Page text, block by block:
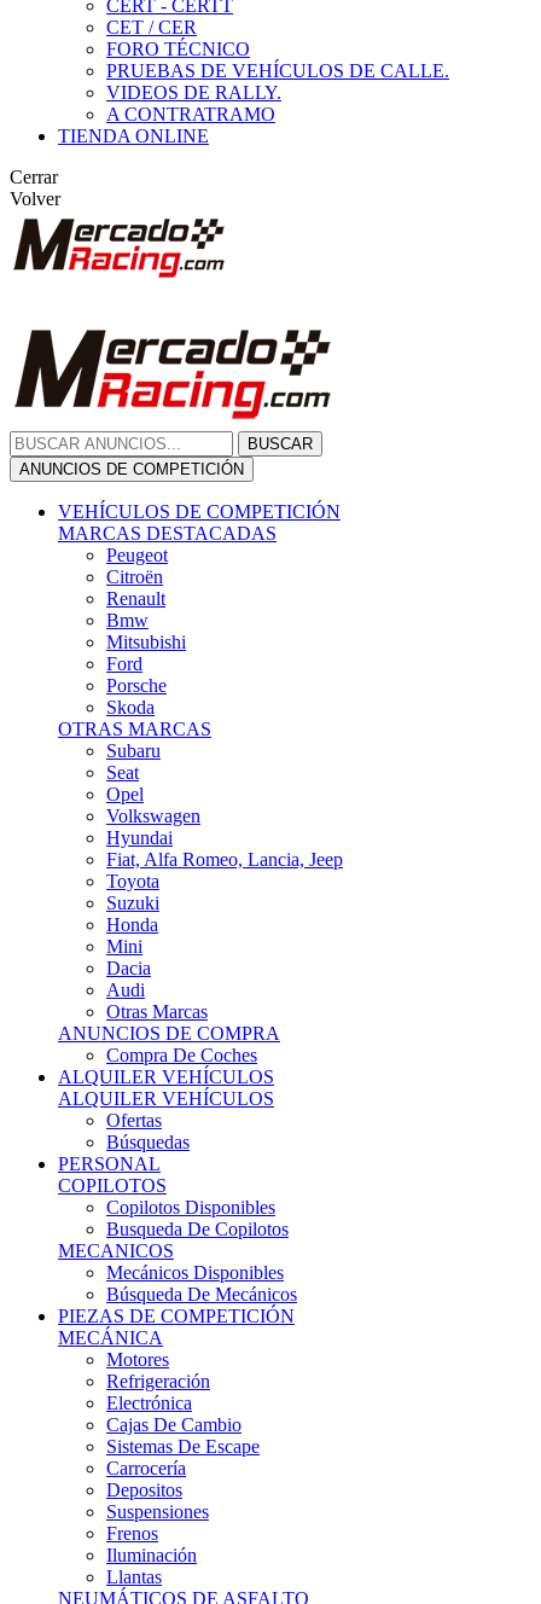
CERT - CERTT
CET / CER
FORO TÉCNICO
PRUEBAS DE VEHÍCULOS DE CALLE.
VIDEOS DE RALLY.
A CONTRATRAMO
TIENDA ONLINE
Cerrar
Volver
BUSCAR
ANUNCIOS DE COMPETICIÓN
VEHÍCULOS DE COMPETICIÓN
MARCAS DESTACADAS
Peugeot
Citroën
Renault
Bmw
Mitsubishi
Ford
Porsche
Skoda
OTRAS MARCAS
Subaru
Seat
Opel
Volkswagen
Hyundai
Fiat, Alfa Romeo, Lancia, Jeep
Toyota
Suzuki
Honda
Mini
Dacia
Audi
Otras Marcas
ANUNCIOS DE COMPRA
Compra De Coches
ALQUILER VEHÍCULOS
ALQUILER VEHÍCULOS
Ofertas
Búsquedas
PERSONAL
COPILOTOS
Copilotos Disponibles
Busqueda De Copilotos
MECANICOS
Mecánicos Disponibles
Búsqueda De Mecánicos
PIEZAS DE COMPETICIÓN
MECÁNICA
Motores
Refrigeración
Electrónica
Cajas De Cambio
Sistemas De Escape
Carrocería
Depositos
Suspensiones
Frenos
Iluminación
Llantas
NEUMÁTICOS DE ASFALTO
Asfalto 13 O Menos